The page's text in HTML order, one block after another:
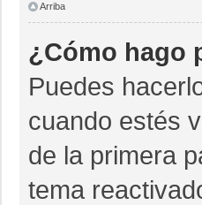
Arriba
¿Cómo hago
Puedes
cuando estés
de la primera
tema